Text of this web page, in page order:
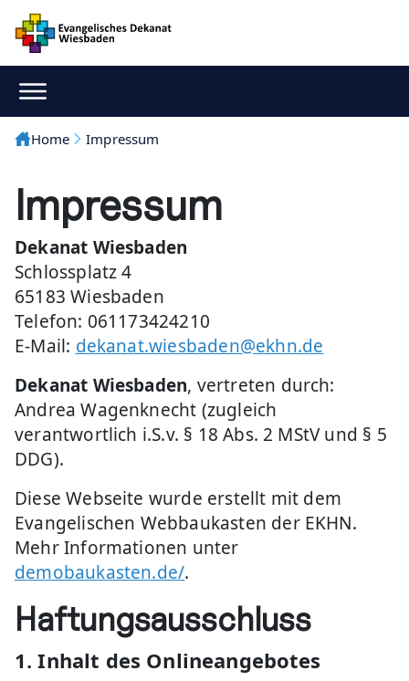
Home Impressum
Impressum
Dekanat Wiesbaden
Schlossplatz 4
65183 Wiesbaden
Telefon: 061173424210
E-Mail: dekanat.wiesbaden@ekhn.de
Dekanat Wiesbaden, vertreten durch:
Andrea Wagenknecht (zugleich
verantwortlich i.S.v. § 18 Abs. 2 MStV und § 5
DDG).
Diese Webseite wurde erstellt mit dem
Evangelischen Webbaukasten der EKHN.
Mehr Informationen unter
demobaukasten.de/.
Haftungsausschluss
1. Inhalt des Onlineangebotes